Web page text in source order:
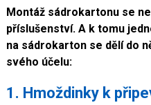
Dřevostavby
Koupelny a vlhké
Zásady a užitečné
Montáž sádrokartonu se
příslušenství. A k tomu
na sádrokarton se dělí do
svého účelu:
1. Hmoždinky k